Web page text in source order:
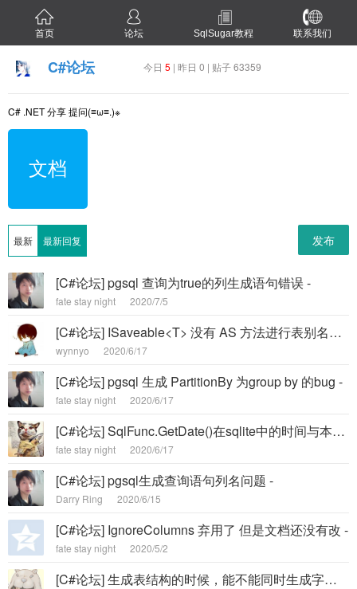
首页 论坛 SqlSugar教程 联系我们
C#论坛 今日 5 | 昨日 0 | 贴子 63359
C# .NET 分享 提问(≡ω≡.)※
文档
最新 最新回复 发布
[C#论坛] pgsql 查询为true的列生成语句错误 -
fate stay night 2020/7/5
[C#论坛] ISaveable<T> 没有 AS 方法进行表别名的映射, 个人给一个解决方案,不知道可不可行 -
wynnyo 2020/6/17
[C#论坛] pgsql 生成 PartitionBy 为group by 的bug -
fate stay night 2020/6/17
[C#论坛] SqlFunc.GetDate()在sqlite中的时间与本机差8个小时 -
fate stay night 2020/6/17
[C#论坛] pgsql生成查询语句列名问题 -
Darry Ring 2020/6/15
[C#论坛] IgnoreColumns 弃用了 但是文档还没有改 -
fate stay night 2020/5/2
[C#论坛] 生成表结构的时候，能不能同时生成字段的备注说明（remark） -